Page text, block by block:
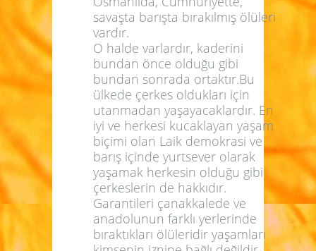
savaşta barışta bırakılmış ölüleri
vardır.
O halde varlardır, kaderini
bundan önce olduğu gibi
bundan sonrada ortaktır.Bu
ülkede çerkes oldukları için
utanmadan yaşayacaklardır. En
iyi ve herkesi kucaklayan yaşam
biçimi olan Laik demokrasi ve
barış içinde yurtsever olarak
yaşamak herkesin olduğu gibi
çerkeslerin de hakkıdır.
Garantileri çanakkalede ve
anadolunun farklı yerlerinde
bıraktıkları ölüleridir yaşamları